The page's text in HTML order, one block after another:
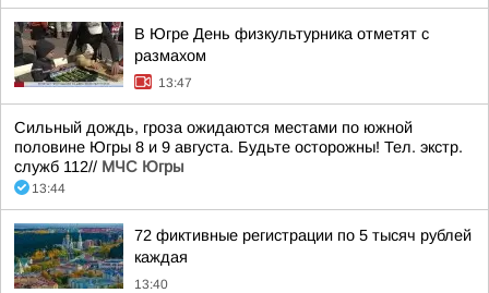
В Югре День физкультурника отметят с
размахом
13:47
Сильный дождь, гроза ожидаются местами по южной
половине Югры 8 и 9 августа. Будьте осторожны! Тел. экстр.
служб 112// МЧС Югры
13:44
72 фиктивные регистрации по 5 тысяч рублей
каждая
13:40